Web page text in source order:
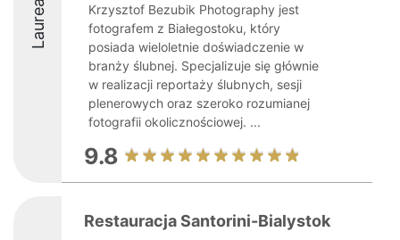
Laureaci
Krzysztof Bezubik Photography jest
fotografem z Białegostoku, który
posiada wieloletnie doświadczenie w
branży ślubnej. Specjalizuje się głównie
w realizacji reportaży ślubnych, sesji
plenerowych oraz szeroko rozumianej
fotografii okolicznościowej. ...
9.8
Restauracja Santorini-Bialystok